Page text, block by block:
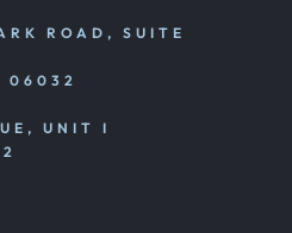
ROAD, SUITE
06032
UNIT I